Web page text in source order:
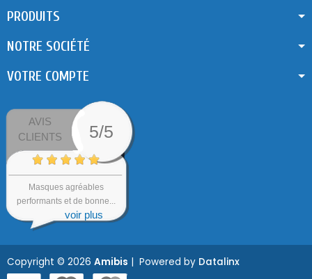
PRODUITS
NOTRE SOCIÉTÉ
VOTRE COMPTE
AVIS
CLIENTS
5/5
Masques agréables
performants et de bonne...
voir plus
Copyright © 2026 Amibis | Powered by Datalinx